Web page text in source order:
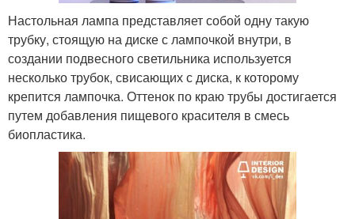
Настольная лампа представляет собой одну такую
трубку, стоящую на диске с лампочкой внутри, в
создании подвесного светильника используется
несколько трубок, свисающих с диска, к которому
крепится лампочка. Оттенок по краю трубы достигается
путем добавления пищевого красителя в смесь
биопластика.